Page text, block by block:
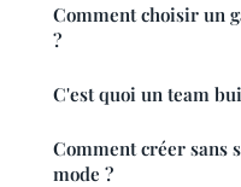
Comment choisir un
?
C'est quoi un team
Comment créer sans
mode ?